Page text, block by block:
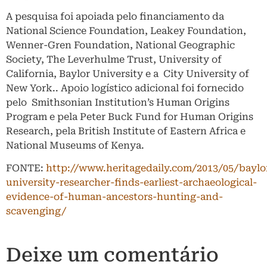
A pesquisa foi apoiada pelo financiamento da
National Science Foundation, Leakey Foundation,
Wenner-Gren Foundation, National Geographic
Society, The Leverhulme Trust, University of
California, Baylor University e a City University of
New York.. Apoio logístico adicional foi fornecido
pelo Smithsonian Institution’s Human Origins
Program e pela Peter Buck Fund for Human Origins
Research, pela British Institute of Eastern Africa e
National Museums of Kenya.
FONTE: http://www.heritagedaily.com/2013/05/
university-researcher-finds-earliest-archaeological-
evidence-of-human-ancestors-hunting-and-
scavenging/
Deixe um comentário